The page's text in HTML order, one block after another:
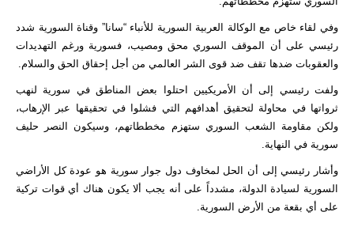
وفي لقاء خاص مع الوكالة العربية السورية للأنباء “سانا” وقناة السورية شدد
رئيسي على أن الموقف السوري محق ومصيب، فسورية ورغم التهديدات
والعقوبات ضدها تقف ضد قوى الشر العالمي من أجل إحقاق الحق والسلام.
ولفت رئيسي إلى أن الأمريكيين احتلوا بعض المناطق في سورية لنهب
ثرواتها في محاولة لتحقيق أهدافهم التي فشلوا في تحقيقها عبر الإرهاب،
ولكن مقاومة الشعب السوري ستهزم مخططاتهم، وسيكون النصر حليف
سورية في النهاية.
وأشار رئيسي إلى أن الحل لمخاوف دول جوار سورية هو عودة كل الأراضي
السورية لسيادة الدولة، مشدداً على أنه يجب ألا يكون هناك أي قوات تركية
على أي بقعة من الأرض السورية.